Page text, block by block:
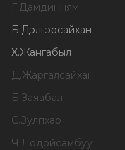
Г.Дамдинням
Б.Дэлгэрсайхан
Х.Жангабыл
Д.Жаргалсайхан
Б.Заяабал
С.Зулпхар
Ч.Лодойсамбуу